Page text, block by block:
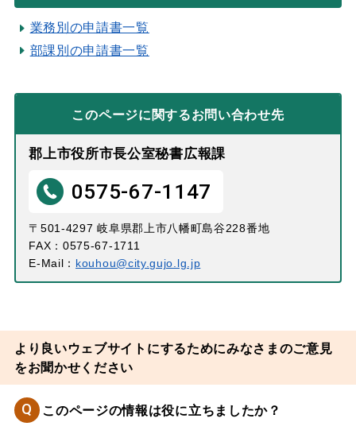
業務別の申請書一覧
部課別の申請書一覧
このページに関するお問い合わせ先
郡上市役所市長公室秘書広報課
0575-67-1147
〒501-4297 岐阜県郡上市八幡町島谷228番地
FAX：0575-67-1711
E-Mail： kouhou@city.gujo.lg.jp
より良いウェブサイトにするためにみなさまのご意見
をお聞かせください
Q このページの情報は役に立ちましたか？